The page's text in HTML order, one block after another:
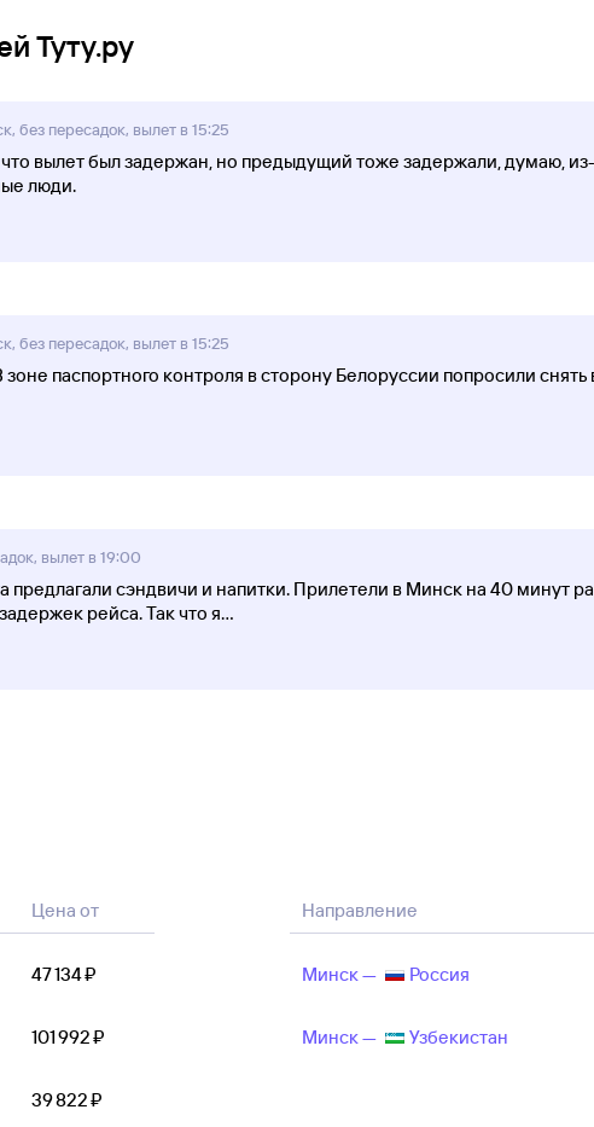
Туту.ру
без пересадок, вылет в 15:25
вылет был задержан, но предыдущий тоже задержали, думаю,
люди.
без пересадок, вылет в 15:25
паспортного контроля в сторону Белоруссии попросили
вылет в 19:00
сэндвичи и напитки. Прилетели в Минск на 40 минут
рейса. Так что я...
Цена от
47 ⁠134 ⁠₽
101 ⁠992 ⁠₽
39 ⁠822 ⁠₽
Направление
Минск — Россия
Минск — Узбекистан